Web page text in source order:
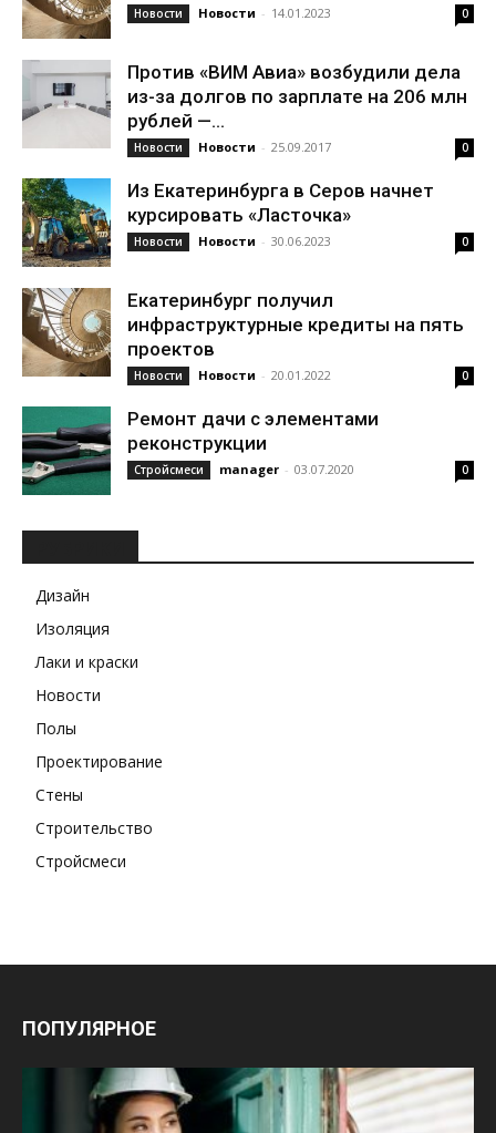
Новости Новости - 14.01.2023 0
Против «ВИМ Авиа» возбудили дела
из-за долгов по зарплате на 206 млн
рублей —...
Новости Новости - 25.09.2017 0
Из Екатеринбурга в Серов начнет
курсировать «Ласточка»
Новости Новости - 30.06.2023 0
Екатеринбург получил
инфраструктурные кредиты на пять
проектов
Новости Новости - 20.01.2022 0
Ремонт дачи с элементами
реконструкции
Стройсмеси manager - 03.07.2020 0
Дизайн
Изоляция
Лаки и краски
Новости
Полы
Проектирование
Стены
Строительство
Стройсмеси
ПОПУЛЯРНОЕ